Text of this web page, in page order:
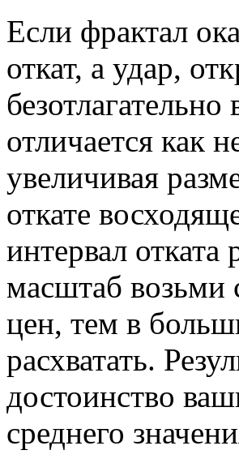
Если фрактал
откат, а удар,
отличается как
увеличивая
откате
интервал
масштаб возьми
цен, тем в
расхватать.
достоинство
среднего